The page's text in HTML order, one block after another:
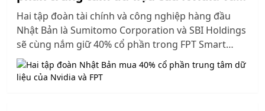
FPT
Hai tập đoàn tài chính và công nghiệp hàng đầu
Nhật Bản là Sumitomo Corporation và SBI Holdings
sẽ cùng nắm giữ 40% cổ phần trong FPT Smart
Cloud Japan, đơn vị vận hành trung tâm dữ liệu trí
tuệ nhân tạo (AI) tại Nhật Bản do FPT hợp tác với